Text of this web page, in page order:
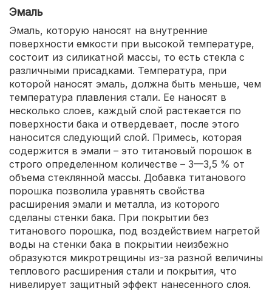
Эмаль
Эмаль, которую наносят на внутренние
поверхности емкости при высокой температуре,
состоит из силикатной массы, то есть стекла с
различными присадками. Температура, при
которой наносят эмаль, должна быть меньше, чем
температура плавления стали. Ее наносят в
несколько слоев, каждый слой растекается по
поверхности бака и отвердевает, после этого
наносится следующий слой. Примесь, которая
содержится в эмали – это титановый порошок в
строго определенном количестве – 3—3,5 % от
объема стеклянной массы. Добавка титанового
порошка позволила уравнять свойства
расширения эмали и металла, из которого
сделаны стенки бака. При покрытии без
титанового порошка, под воздействием нагретой
воды на стенки бака в покрытии неизбежно
образуются микротрещины из-за разной величины
теплового расширения стали и покрытия, что
нивелирует защитный эффект нанесенного слоя.